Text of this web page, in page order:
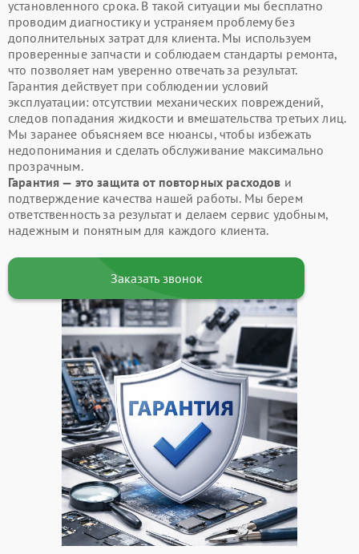
установленного срока. В такой ситуации мы бесплатно
проводим диагностику и устраняем проблему без
дополнительных затрат для клиента. Мы используем
проверенные запчасти и соблюдаем стандарты ремонта,
что позволяет нам уверенно отвечать за результат.
Гарантия действует при соблюдении условий
эксплуатации: отсутствии механических повреждений,
следов попадания жидкости и вмешательства третьих лиц.
Мы заранее объясняем все нюансы, чтобы избежать
недопонимания и сделать обслуживание максимально
прозрачным.
Гарантия — это защита от повторных расходов и
подтверждение качества нашей работы. Мы берем
ответственность за результат и делаем сервис удобным,
надежным и понятным для каждого клиента.
Заказать звонок